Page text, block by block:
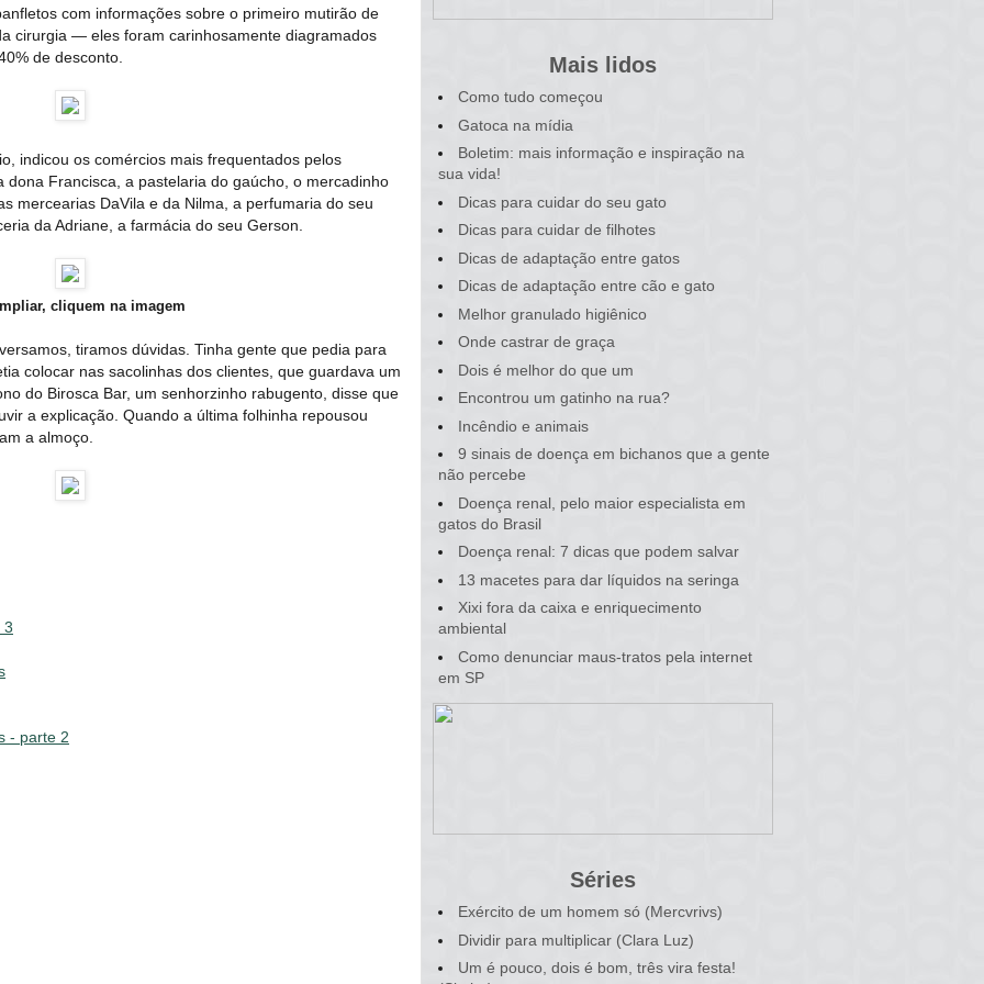
com informações sobre o primeiro mutirão de
cirurgia ― eles foram carinhosamente diagramados
de desconto.
indicou os comércios mais frequentados pelos
dona Francisca, a pastelaria do gaúcho, o mercadinho
mercearias DaVila e da Nilma, a perfumaria do seu
da Adriane, a farmácia do seu Gerson.
cliquem na imagem
tiramos dúvidas. Tinha gente que pedia para
colocar nas sacolinhas dos clientes, que guardava um
do Birosca Bar, um senhorzinho rabugento, disse que
a explicação. Quando a última folhinha repousou
a almoço.
3
- parte 2
Mais lidos
Como tudo começou
Gatoca na mídia
Boletim: mais informação e inspiração na
sua vida!
Dicas para cuidar do seu gato
Dicas para cuidar de filhotes
Dicas de adaptação entre gatos
Dicas de adaptação entre cão e gato
Melhor granulado higiênico
Onde castrar de graça
Dois é melhor do que um
Encontrou um gatinho na rua?
Incêndio e animais
9 sinais de doença em bichanos que a gente
não percebe
Doença renal, pelo maior especialista em
gatos do Brasil
Doença renal: 7 dicas que podem salvar
13 macetes para dar líquidos na seringa
Xixi fora da caixa e enriquecimento
ambiental
Como denunciar maus-tratos pela internet
em SP
Séries
Exército de um homem só (Mercvrivs)
Dividir para multiplicar (Clara Luz)
Um é pouco, dois é bom, três vira festa!